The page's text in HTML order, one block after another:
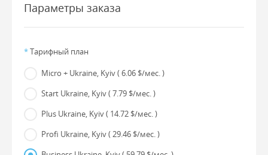
Параметры заказа
*Тарифный план
Micro + Ukraine, Kyiv( 6.06 $/мес. )
Start Ukraine, Kyiv( 7.79 $/мес. )
Plus Ukraine, Kyiv( 14.72 $/мес. )
Profi Ukraine, Kyiv( 29.46 $/мес. )